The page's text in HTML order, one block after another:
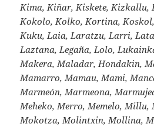
Kima, Kiñar, Kiskete, Kizkallu,
Kokolo, Kolko, Kortina,
Kuku, Laia, Laratzu, Larri,
Laztana, Legaña, Lolo,
Makera, Maladar, Hondakin,
Mamarro, Mamau, Mami,
Marmeón, Marmeona,
Meheko, Merro, Memelo,
Mokotza, Molintxin, Mollina,